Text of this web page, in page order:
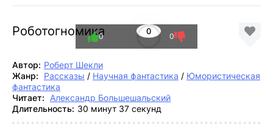
Роботогномика 0
0 0
Автор: Роберт Шекли
Жанр:
Рассказы / Научная фантастика / Юмористическая
фантастика
Читает:
Александр Большешальский
Длительность: 30 минут 37 секунд